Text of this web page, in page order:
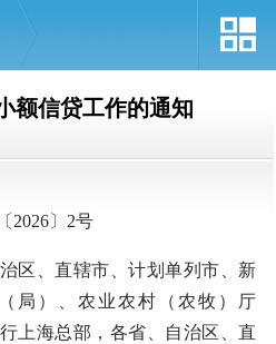
额信贷工作的通知
2026〕2号
区、直辖市、计划单列市、新
局）、农业农村（农牧）厅
上海总部，各省、自治区、直